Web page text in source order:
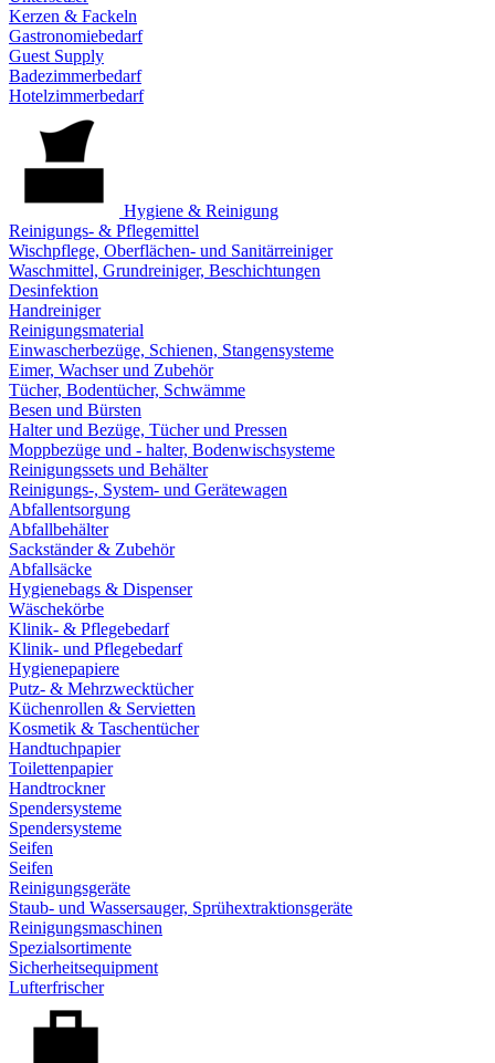
Kerzen & Fackeln
Gastronomiebedarf
Guest Supply
Badezimmerbedarf
Hotelzimmerbedarf
Hygiene & Reinigung
Reinigungs- & Pflegemittel
Wischpflege, Oberflächen- und Sanitärreiniger
Waschmittel, Grundreiniger, Beschichtungen
Desinfektion
Handreiniger
Reinigungsmaterial
Einwascherbezüge, Schienen, Stangensysteme
Eimer, Wachser und Zubehör
Tücher, Bodentücher, Schwämme
Besen und Bürsten
Halter und Bezüge, Tücher und Pressen
Moppbezüge und - halter, Bodenwischsysteme
Reinigungssets und Behälter
Reinigungs-, System- und Gerätewagen
Abfallentsorgung
Abfallbehälter
Sackständer & Zubehör
Abfallsäcke
Hygienebags & Dispenser
Wäschekörbe
Klinik- & Pflegebedarf
Klinik- und Pflegebedarf
Hygienepapiere
Putz- & Mehrzwecktücher
Küchenrollen & Servietten
Kosmetik & Taschentücher
Handtuchpapier
Toilettenpapier
Handtrockner
Spendersysteme
Spendersysteme
Seifen
Seifen
Reinigungsgeräte
Staub- und Wassersauger, Sprühextraktionsgeräte
Reinigungsmaschinen
Spezialsortimente
Sicherheitsequipment
Lufterfrischer